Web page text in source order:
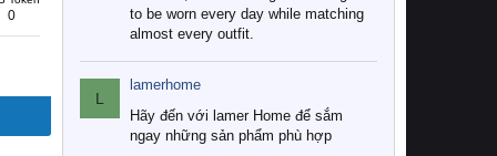
0
to be worn every day while matching
almost every outfit.
L
lamerhome
Hãy đến với lamer Home để sắm
ngay những sản phẩm phù hợp